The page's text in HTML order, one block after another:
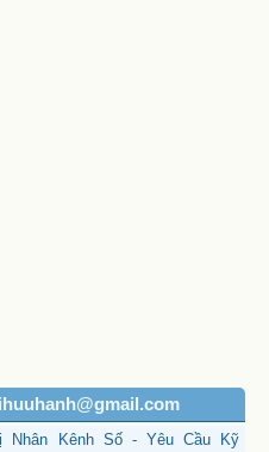
Nhân Kênh Số - Yêu Cầu Kỹ